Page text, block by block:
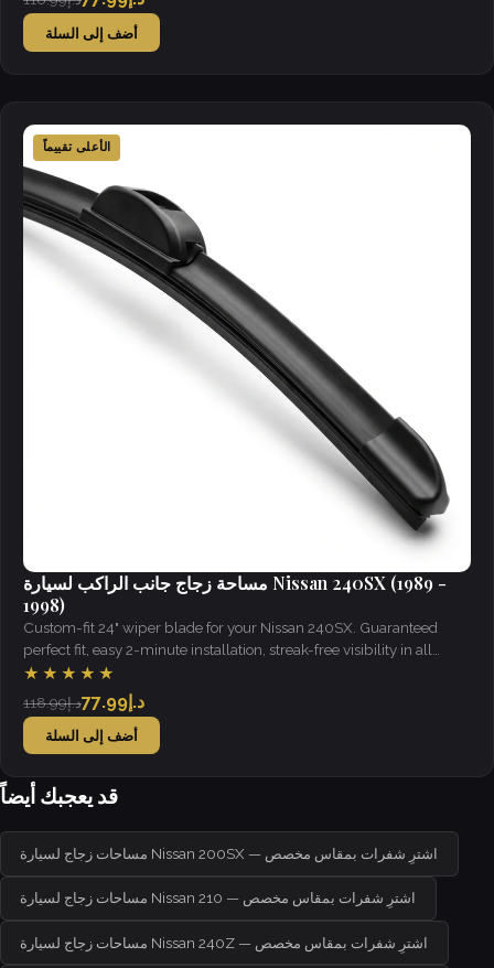
أضف إلى السلة
الأعلى تقييماً
مساحة زجاج جانب الراكب لسيارة Nissan 240SX (1989 -
1998)
Custom-fit 24" wiper blade for your Nissan 240SX. Guaranteed
perfect fit, easy 2-minute installation, streak-free visibility in all
weather.
★★★★★
د.إ118.99
د.إ77.99
أضف إلى السلة
قد يعجبك أيضاً
مساحات زجاج لسيارة Nissan 200SX — اشترِ شفرات بمقاس مخصص
مساحات زجاج لسيارة Nissan 210 — اشترِ شفرات بمقاس مخصص
مساحات زجاج لسيارة Nissan 240Z — اشترِ شفرات بمقاس مخصص